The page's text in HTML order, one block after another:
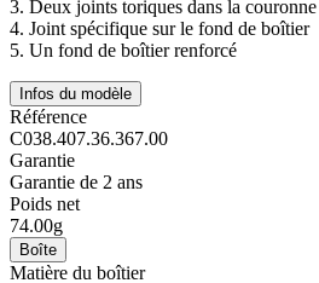
3. Deux joints toriques dans la couronne
4. Joint spécifique sur le fond de boîtier
5. Un fond de boîtier renforcé
Infos du modèle
Référence
C038.407.36.367.00
Garantie
Garantie de 2 ans
Poids net
74.00g
Boîte
Matière du boîtier